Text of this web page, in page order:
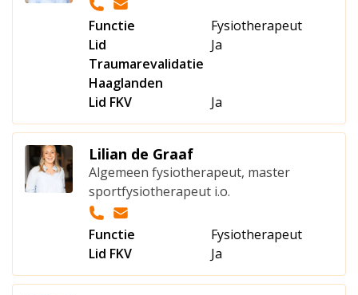
Functie
Fysiotherapeut
Lid
Traumarevalidatie
Haaglanden
Ja
Lid FKV Ja
Lilian de Graaf
Algemeen fysiotherapeut, master
sportfysiotherapeut i.o.
Functie
Fysiotherapeut
Lid FKV
Ja